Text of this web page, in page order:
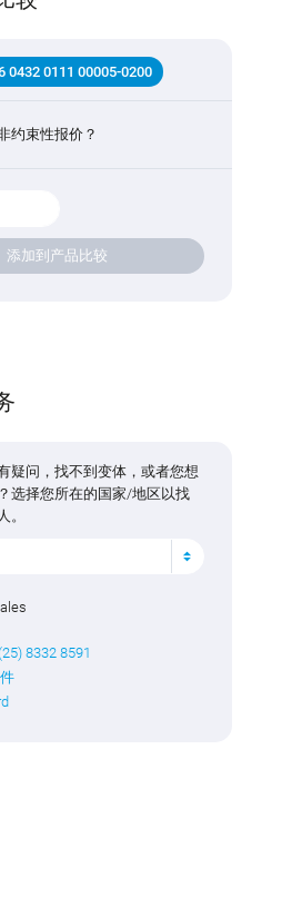
0432 0111 00005-0200
约束性报价？
添加到产品比较
疑问，找不到变体，或者您想
选择您所在的国家/地区以找
。
8332 8591